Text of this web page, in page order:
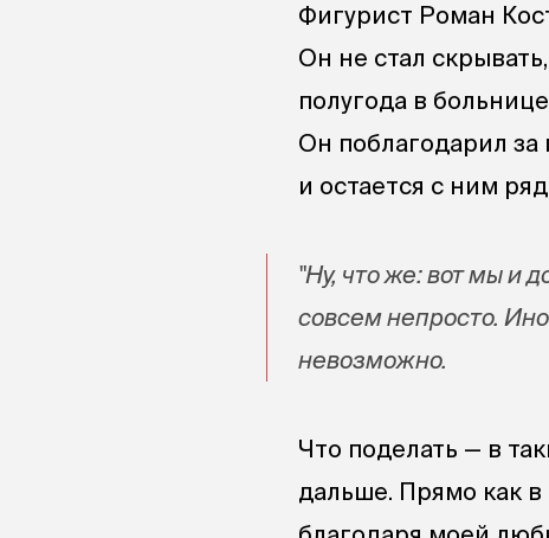
Фигурист Роман
Он не стал
полугода в
Он поблагодарил
и остается с ним
"Ну, что же: вот мы и
совсем непросто.
невозможно.
Что поделать — в
дальше. Прямо как в